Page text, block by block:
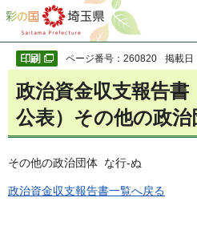
彩の国 埼玉県
ページ番号：260820 掲載日
政治資金収支報告書
公表）その他の政治
その他の政治団体 な行-ぬ
政治資金収支報告書一覧へ戻る